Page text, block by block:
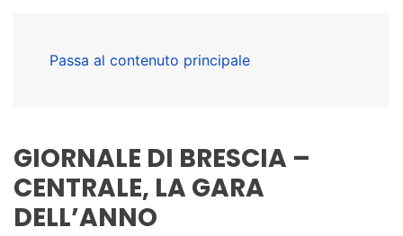
Passa al contenuto principale
GIORNALE DI BRESCIA –
CENTRALE, LA GARA
DELL’ANNO